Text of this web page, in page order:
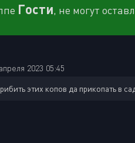
Гости, не могут
2023 05:45
этих копов да прикопать в